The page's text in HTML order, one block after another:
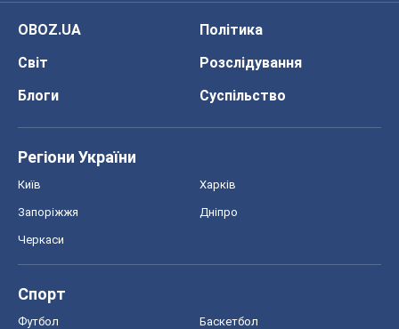
OBOZ.UA
Політика
Світ
Розслідування
Блоги
Суспільство
Регіони України
Київ Харків
Запоріжжя Дніпро
Черкаси
Спорт
Футбол Баскетбол